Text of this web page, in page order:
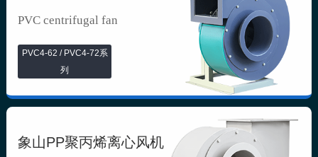
PVC centrifugal fan
PVC4-62 / PVC4-72系
列
象山PP聚丙烯离心风机